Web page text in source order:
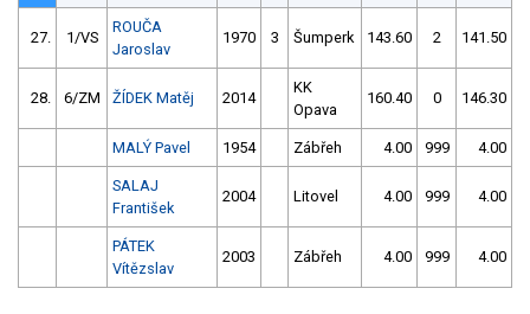
27. 1/VS
ROUČA
Jaroslav
1970 3 Šumperk 143.60 2 141.50
28. 6/ZM ŽÍDEK Matěj 2014
KK
Opava
160.40 0 146.30
MALÝ Pavel 1954 Zábřeh 4.00 999 4.00
SALAJ
František
2004 Litovel 4.00 999 4.00
PÁTEK
Vítězslav
2003 Zábřeh 4.00 999 4.00